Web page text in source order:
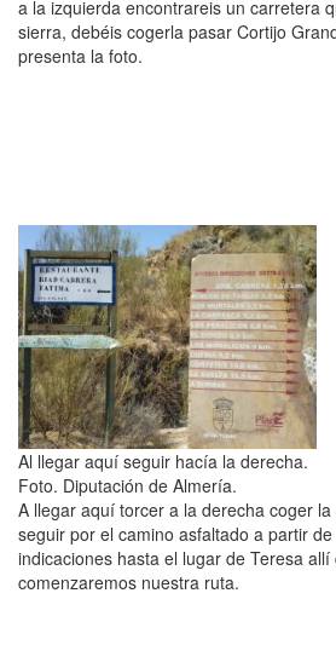
a la izquierda encontrareis un carretera
sierra, debéis cogerla pasar Cortijo
presenta la foto.
Al llegar aquí seguir hacía la derecha.
Foto. Diputación de Almería.
A llegar aquí torcer a la derecha coger
seguir por el camino asfaltado a partir
indicaciones hasta el lugar de Teresa
comenzaremos nuestra ruta.